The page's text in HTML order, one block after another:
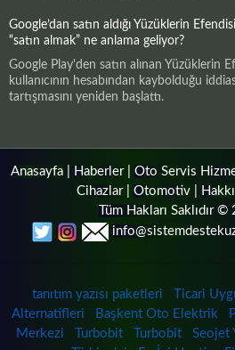
Google’dan satın aldığı Yüzüklerin
“satın almak” ne anlama geliyor?
Google Play'den satın alınan Yüzüklerin
kullanıcının hesabından kaybolduğu
tartışmasını yeniden başlattı.
Anasayfa| Haberler| Oto Servis
Cihazlar| Otomotiv
Tüm Hakları Saklıdır
tanıtım yazısı paketleri
Ticari
Alternatifleri
Başkent Oto Elektrik
Merkezi
Turbobit Turbobit
Seojet